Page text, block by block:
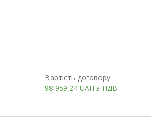
Вартість договору:
98 959,24 UAH з ПДВ